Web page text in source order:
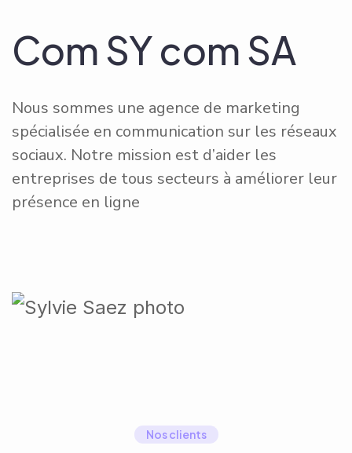
Com SY com SA
Nous sommes une agence de marketing
spécialisée en communication sur les réseaux
sociaux. Notre mission est d’aider les
entreprises de tous secteurs à améliorer leur
présence en ligne
Nos clients